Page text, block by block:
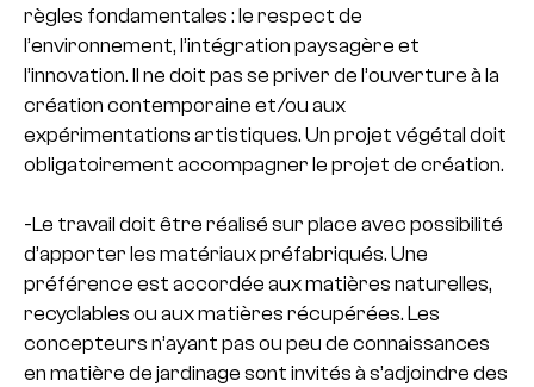
règles fondamentales : le respect de
l’environnement, l’intégration paysagère et
l’innovation. Il ne doit pas se priver de l’ouverture à la
création contemporaine et/ou aux
expérimentations artistiques. Un projet végétal doit
obligatoirement accompagner le projet de création.
-Le travail doit être réalisé sur place avec possibilité
d’apporter les matériaux préfabriqués. Une
préférence est accordée aux matières naturelles,
recyclables ou aux matières récupérées. Les
concepteurs n’ayant pas ou peu de connaissances
en matière de jardinage sont invités à s’adjoindre des